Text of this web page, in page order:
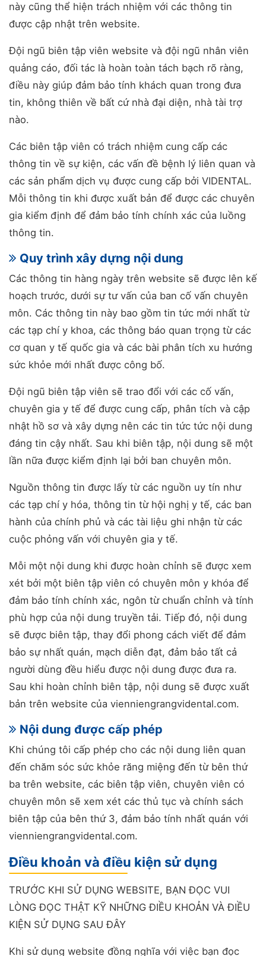
này cũng thể hiện trách nhiệm với các thông tin
được cập nhật trên website.
Đội ngũ biên tập viên website và đội ngũ nhân viên
quảng cáo, đối tác là hoàn toàn tách bạch rõ ràng,
điều này giúp đảm bảo tính khách quan trong đưa
tin, không thiên về bất cứ nhà đại diện, nhà tài trợ
nào.
Các biên tập viên có trách nhiệm cung cấp các
thông tin về sự kiện, các vấn đề bệnh lý liên quan và
các sản phẩm dịch vụ được cung cấp bởi VIDENTAL.
Mỗi thông tin khi được xuất bản để được các chuyên
gia kiểm định để đảm bảo tính chính xác của luồng
thông tin.
Quy trình xây dựng nội dung
Các thông tin hàng ngày trên website sẽ được lên kế
hoạch trước, dưới sự tư vấn của ban cố vấn chuyên
môn. Các thông tin này bao gồm tin tức mới nhất từ
các tạp chí y khoa, các thông báo quan trọng từ các
cơ quan y tế quốc gia và các bài phân tích xu hướng
sức khỏe mới nhất được công bố.
Đội ngũ biên tập viên sẽ trao đổi với các cố vấn,
chuyên gia y tế để được cung cấp, phân tích và cập
nhật hồ sơ và xây dựng nên các tin tức tức nội dung
đáng tin cậy nhất. Sau khi biên tập, nội dung sẽ một
lần nữa được kiểm định lại bởi ban chuyên môn.
Nguồn thông tin được lấy từ các nguồn uy tín như
các tạp chí y hóa, thông tin từ hội nghị y tế, các ban
hành của chính phủ và các tài liệu ghi nhận từ các
cuộc phỏng vấn với chuyên gia y tế.
Mỗi một nội dung khi được hoàn chỉnh sẽ được xem
xét bởi một biên tập viên có chuyên môn y khóa để
đảm bảo tính chính xác, ngôn từ chuẩn chỉnh và tính
phù hợp của nội dung truyền tải. Tiếp đó, nội dung
sẽ được biên tập, thay đổi phong cách viết để đảm
bảo sự nhất quán, mạch diễn đạt, đảm bảo tất cả
người dùng đều hiểu được nội dung được đưa ra.
Sau khi hoàn chỉnh biên tập, nội dung sẽ được xuất
bản trên website của vienniengrangvidental.com.
Nội dung được cấp phép
Khi chúng tôi cấp phép cho các nội dung liên quan
đến chăm sóc sức khỏe răng miệng đến từ bên thứ
ba trên website, các biên tập viên, chuyên viên có
chuyên môn sẽ xem xét các thủ tục và chính sách
biên tập của bên thứ 3, đảm bảo tính nhất quán với
vienniengrangvidental.com.
Điều khoản và điều kiện sử dụng
TRƯỚC KHI SỬ DỤNG WEBSITE, BẠN ĐỌC VUI
LÒNG ĐỌC THẬT KỸ NHỮNG ĐIỀU KHOẢN VÀ ĐIỀU
KIỆN SỬ DỤNG SAU ĐÂY
Khi sử dụng website đồng nghĩa với việc bạn đọc